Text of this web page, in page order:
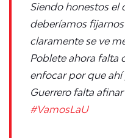
Siendo honestos el
deberíamos
claramente se ve
Poblete ahora falta
enfocar por que
Guerrero falta
#VamosLaU